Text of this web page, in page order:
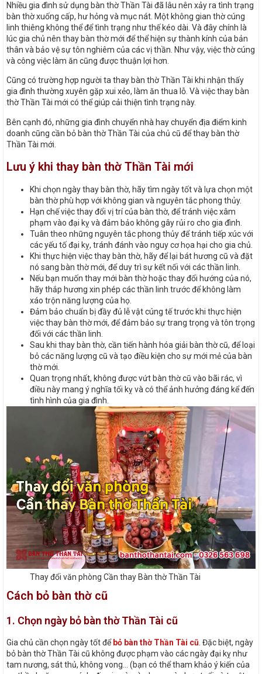
Nhiều gia đình sử dụng bàn thờ Thần Tài đã lâu nên xảy ra tình trạng
bàn thờ xuống cấp, hư hỏng và mục nát. Một không gian thờ cúng
linh thiêng không thể để tình trạng như thế kéo dài. Và đây chính là
lúc gia chủ nên thay bàn thờ mới để thể hiện sự thành kính của bản
thân và bảo vệ sự tôn nghiêm của các vị thần. Như vậy, việc thờ cúng
và công việc làm ăn cũng được thuận lợi hơn.
Cũng có trường hợp người ta thay bàn thờ Thần Tài khi nhận thấy
gia đình thường xuyên gặp xui xẻo, làm ăn thua lỗ. Và việc thay bàn
thờ Thần Tài mới có thể giúp cải thiện tình trạng này.
Bên cạnh đó, những gia đình chuyển nhà hay chuyển địa điểm kinh
doanh cũng cần bỏ bàn thờ Thần Tài của chủ cũ để thay bàn thờ
Thần Tài mới.
Lưu ý khi thay bàn thờ Thần Tài mới
Khi chọn ngày thay bàn thờ, hãy tìm ngày tốt và lựa chọn một
bàn thờ phù hợp với không gian và nguyên tắc phong thủy.
Hạn chế việc thay đổi vị trí của bàn thờ, để tránh việc xâm
phạm vào đại kỵ và đảm bảo không gây rủi ro cho gia đình.
Tuân theo những nguyên tắc phong thủy để tránh tiếp xúc với
các yếu tố đại kỵ, tránh đánh vào nguy cơ họa hại cho gia chủ.
Khi thực hiện việc thay bàn thờ, hãy để lại bát hương cũ và đặt
nó sang bàn thờ mới, để duy trì sự kết nối với các thần linh.
Nếu bạn muốn thay mới bàn thờ hoặc thay đổi hướng của nó,
hãy thắp hương xin phép các thần linh trước để không làm
xáo trộn năng lượng của họ.
Đảm bảo chuẩn bị đầy đủ lễ vật cúng tế trước khi thực hiện
việc thay bàn thờ mới, để đảm bảo sự trang trọng và tôn trọng
đối với các thần linh.
Sau khi thay bàn thờ, cần tiến hành hóa giải bàn thờ cũ, để loại
bỏ các năng lượng cũ và tạo điều kiện cho sự mới mẻ của bàn
thờ mới.
Quan trọng nhất, không được vứt bàn thờ cũ vào bãi rác, vì
điều này mang ý nghĩa tối kỵ và có thể ảnh hưởng đáng kể đến
tình hình của gia đình.
Thay đổi văn phòng Cần thay Bàn thờ Thần Tài
Cách bỏ bàn thờ cũ
1. Chọn ngày bỏ bàn thờ Thần Tài cũ
Gia chủ cần chọn ngày tốt để bỏ bàn thờ Thần Tài cũ. Đặc biệt, ngày
bỏ bàn thờ Thần Tài cũ không được phạm vào các ngày đại kỵ như
tam nương, sát thủ, không vong… (bạn có thể tham khảo ý kiến của